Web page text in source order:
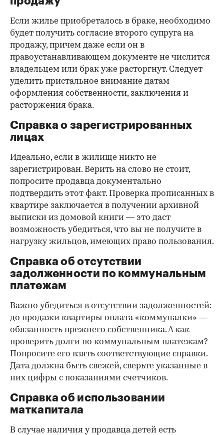
Если жилье приобреталось в браке, необходимо
будет получить согласие второго супруга на
продажу, причем даже если он в
правоустанавливающем документе не числится
владельцем или брак уже расторгнут. Следует
уделить пристальное внимание датам
оформления собственности, заключения и
расторжения брака.
Справка о зарегистрированных
лицах
Идеально, если в жилище никто не
зарегистрирован. Верить на слово не стоит,
попросите продавца документально
подтвердить этот факт. Проверка прописанных в
квартире заключается в получении архивной
выписки из домовой книги — это даст
возможность убедиться, что вы не получите в
нагрузку жильцов, имеющих право пользования.
Справка об отсутствии
задолженности по коммунальным
платежам
Важно убедиться в отсутствии задолженностей:
до продажи квартиры оплата «коммуналки» —
обязанность прежнего собственника. А как
проверить долги по коммунальным платежам?
Попросите его взять соответствующие справки.
Дата должна быть свежей, сверьте указанные в
них цифры с показаниями счетчиков.
Справка об использовании
маткапитала
В случае наличия у продавца детей есть